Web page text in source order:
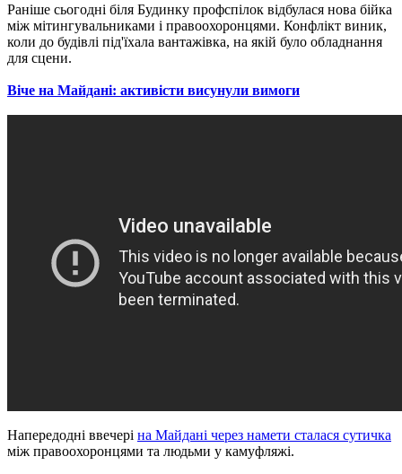
Раніше сьогодні біля Будинку профспілок відбулася нова бійка
між мітингувальниками і правоохоронцями. Конфлікт виник,
коли до будівлі під'їхала вантажівка, на якій було обладнання
для сцени.
Віче на Майдані: активісти висунули вимоги
Напередодні ввечері на Майдані через намети сталася сутичка
між правоохоронцями та людьми у камуфляжі.